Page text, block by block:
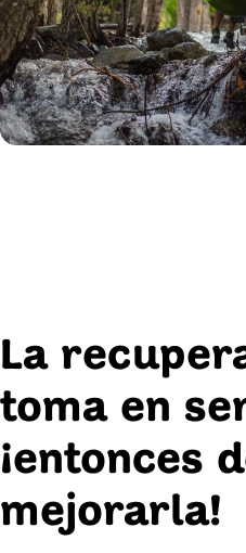
La
toma en
¡entonces
mejorarla!